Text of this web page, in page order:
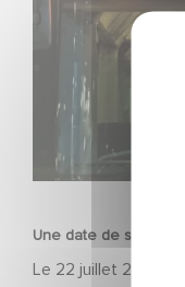
Une date de sortie
Le 22 juillet 2026